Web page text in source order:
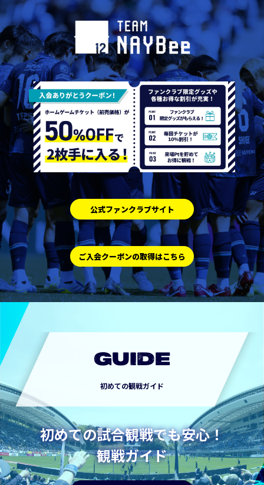
公式ファンクラブサイト
ご入会クーポンの取得はこちら
GUIDE
初めての観戦ガイド
初めての試合観戦でも安心！
観戦ガイド